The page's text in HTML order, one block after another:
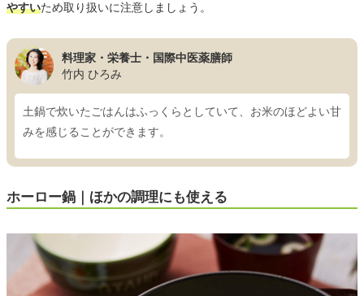
やすいため取り扱いに注意しましょう。
料理家・栄養士・国際中医薬膳師
竹内 ひろみ
土鍋で炊いたごはんはふっくらとしていて、お米のほどよい甘
みを感じることができます。
ホーロー鍋｜ほかの調理にも使える